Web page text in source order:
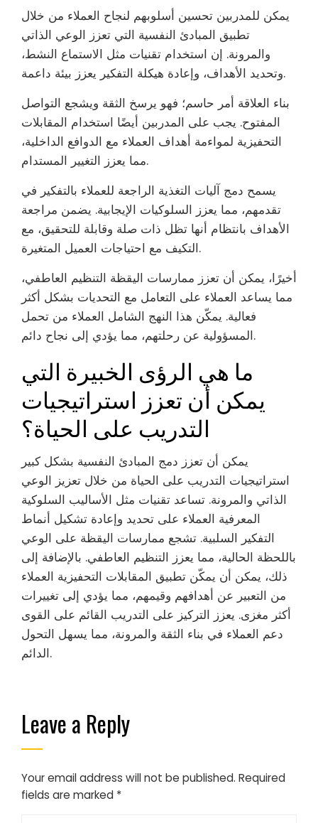
يمكن للمدربين تحسين أسلوبهم لنجاح العملاء من خلال
تطبيق المبادئ النفسية التي تعزز الوعي الذاتي
والمرونة. إن استخدام تقنيات مثل الاستماع النشط،
وتحديد الأهداف، وإعادة هيكلة التفكير يعزز بيئة داعمة.
بناء العلاقة أمر حاسم؛ فهو يرسخ الثقة ويشجع التواصل
المفتوح. يجب على المدربين أيضًا استخدام المقابلات
التحفيزية لمواءمة أهداف العملاء مع الدوافع الداخلية،
مما يعزز التغيير المستدام.
يسمح دمج آليات التغذية الراجعة للعملاء بالتفكير في
تقدمهم، مما يعزز السلوكيات الإيجابية. يضمن مراجعة
الأهداف بانتظام أنها تظل ذات صلة وقابلة للتحقيق، مع
التكيف مع احتياجات العميل المتغيرة.
أخيرًا، يمكن أن تعزز ممارسات اليقظة التنظيم العاطفي،
مما يساعد العملاء على التعامل مع التحديات بشكل أكثر
فعالية. يمكّن هذا النهج الشامل العملاء من تحمل
المسؤولية عن رحلتهم، مما يؤدي إلى نجاح دائم.
ما هي الرؤى الخبيرة التي
يمكن أن تعزز استراتيجيات
التدريب على الحياة؟
يمكن أن تعزز دمج المبادئ النفسية بشكل كبير
استراتيجيات التدريب على الحياة من خلال تعزيز الوعي
الذاتي والمرونة. تساعد تقنيات مثل الأساليب السلوكية
المعرفية العملاء على تحديد وإعادة تشكيل أنماط
التفكير السلبية. تشجع ممارسات اليقظة على الوعي
باللحظة الحالية، مما يعزز التنظيم العاطفي. بالإضافة إلى
ذلك، يمكن أن يمكّن تطبيق المقابلات التحفيزية العملاء
من التعبير عن أهدافهم وقيمهم، مما يؤدي إلى تغييرات
أكثر مغزى. يعزز التركيز على التدريب القائم على القوى
دعم العملاء في بناء الثقة والمرونة، مما يسهل التحول
الدائم.
Leave a Reply
Your email address will not be published. Required
fields are marked *